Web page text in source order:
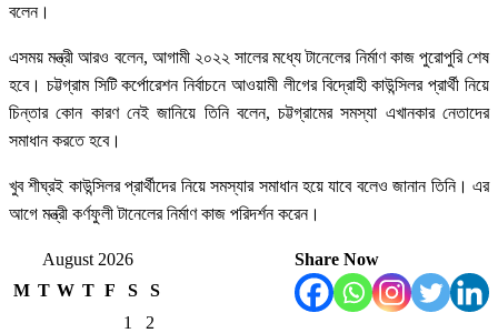
বলেন।
এসময় মন্ত্রী আরও বলেন, আগামী ২০২২ সালের মধ্যে টানেলের নির্মাণ কাজ পুরোপুরি শেষ
হবে। চট্টগ্রাম সিটি কর্পোরেশন নির্বাচনে আওয়ামী লীগের বিদ্রোহী কাউন্সিলর প্রার্থী নিয়ে
চিন্তার কোন কারণ নেই জানিয়ে তিনি বলেন, চট্টগ্রামের সমস্যা এখানকার নেতাদের
সমাধান করতে হবে।
খুব শীঘ্রই কাউন্সিলর প্রার্থীদের নিয়ে সমস্যার সমাধান হয়ে যাবে বলেও জানান তিনি। এর
আগে মন্ত্রী কর্ণফুলী টানেলের নির্মাণ কাজ পরিদর্শন করেন।
Share Now
August 2026
M T W T F S
S
1
2